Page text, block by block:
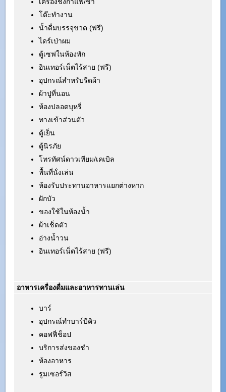
โต๊ะทำงาน
น้ำดื่มบรรจุขวด (ฟรี)
ไดร์เป่าผม
ตู้เซฟในห้องพัก
อินเทอร์เน็ตไร้สาย (ฟรี)
อุปกรณ์สำหรับรีดผ้า
ผ้าปูที่นอน
ห้องปลอดบุหรี่
ทางเข้าส่วนตัว
ตู้เย็น
ตู้นิรภัย
โทรทัศน์ดาวเทียม/เคเบิล
พื้นที่นั่งเล่น
ห้องรับประทานอาหารแยกต่างหาก
ฝักบัว
ของใช้ในห้องน้ำ
ผ้าเช็ดตัว
อ่างน้ำวน
อินเทอร์เน็ตไร้สาย (ฟรี)
อาหารเครื่องดื่มและอาหารทานเล่น
บาร์
อุปกรณ์ทำบาร์บีคิว
คอฟฟี่ช็อป
บริการส่งของชำ
ห้องอาหาร
รูมเซอร์วิส